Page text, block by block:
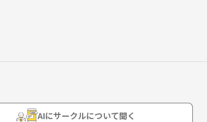
AIにサークルについて聞く